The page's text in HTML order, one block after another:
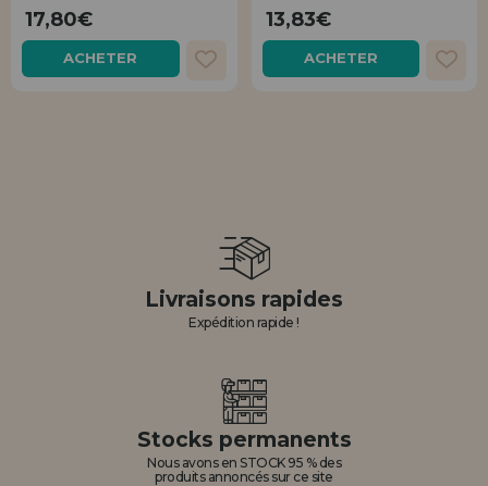
Allez-y! Nous vous attendions.
ENREGISTREMENT DISTRIBUTEUR
17,80€
ACHETER
13,83€
ACHETER
Livraisons rapides
Expédition rapide !
Stocks permanents
Nous avons en STOCK 95 % des
produits annoncés sur ce site